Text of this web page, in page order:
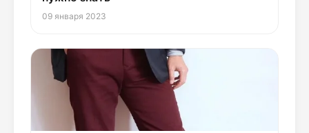
09 января 2023